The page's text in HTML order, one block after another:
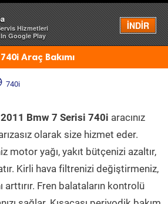
Hizmetleri
Google Play
İNDİR
Menü
Araç Bakımı
740i
2011 Bmw 7 Serisi 740i aracınız
olarak size hizmet eder.
motor yağı, yakıt bütçenizi azaltır,
Kirli hava filtrenizi değiştirmeniz,
Fren balataların kontrolü